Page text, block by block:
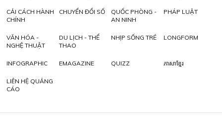
CẢI CÁCH HÀNH
CHÍNH
CHUYỂN ĐỔI SỐ
QUỐC PHÒNG -
AN NINH
PHÁP LUẬT
VĂN HÓA -
NGHỆ THUẬT
DU LỊCH - THỂ
THAO
NHỊP SỐNG TRẺ LONGFORM
INFOGRAPHIC EMAGAZINE QUIZZ ភាសាខ្មែរ
LIÊN HỆ QUẢNG
CÁO